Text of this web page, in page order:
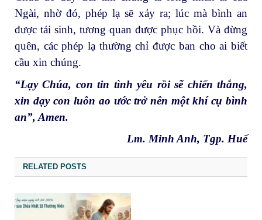
Ngài, nhờ đó, phép lạ sẽ xảy ra; lúc mà bình an
được tái sinh, tương quan được phục hồi. Và đừng
quên, các phép lạ thường chỉ được ban cho ai biết
cầu xin chúng.
“Lạy Chúa, con tin tình yêu rồi sẽ chiến thắng,
xin dạy con luôn ao ước trở nên một khí cụ bình
an”, Amen.
Lm. Minh Anh, Tgp. Huế
RELATED POSTS